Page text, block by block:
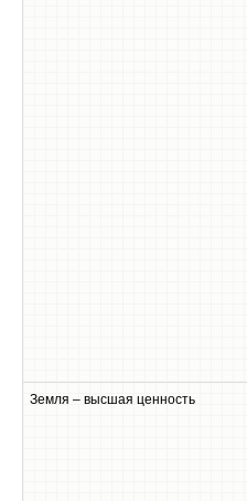
Земля – высшая ценность